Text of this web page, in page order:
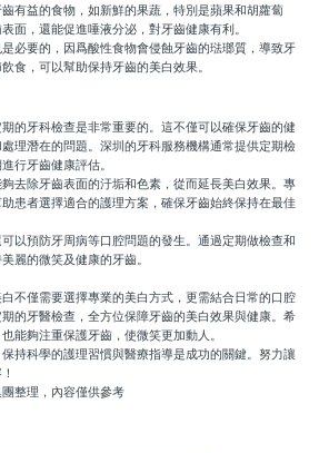
益的食物，如新鮮的果蔬，特別是蘋果和胡蘿蔔
面，還能促進唾液分泌，對牙齒健康有利。
要的，因爲酸性食物會侵蝕牙齒的琺瑯質，導致牙
食，可以幫助保持牙齒的美白效果。
牙科檢查是非常重要的。這不僅可以確保牙齒的健
理潛在的問題。深圳的牙科服務機構通常提供定期檢
行牙齒健康評估。
除牙齒表面的汙垢和色素，從而延長美白效果。專
患者選擇適合的護理方案，確保牙齒始終保持在最佳
預防牙周病等口腔問題的發生。通過定期做檢查和
麗的微笑及健康的牙齒。
僅需要選擇專業的美白方式，更需結合日常的口腔
的牙醫檢查，全方位保障牙齒的美白效果與健康。希
能夠注重保護牙齒，使微笑更加動人。
科學的護理習慣與醫療指導是成功的關鍵。努力讓
整理，內容僅供參考